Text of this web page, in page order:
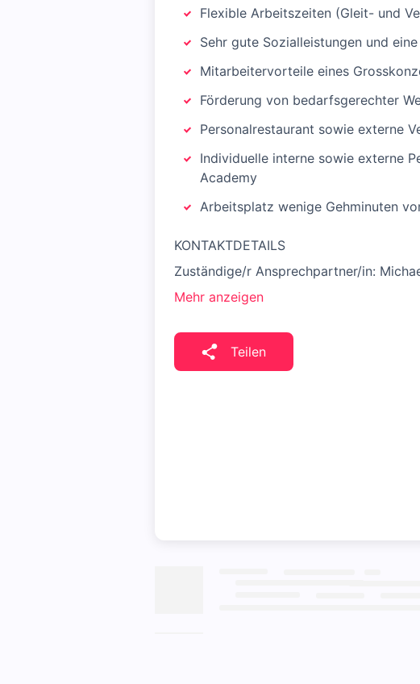
Flexible Arbeitszeiten (Gleit- und
Sehr gute Sozialleistungen und
Mitarbeitervorteile eines
Förderung von bedarfsgerechter
Personalrestaurant sowie externe
Individuelle interne sowie externe
Academy
Arbeitsplatz wenige Gehminuten
KONTAKTDETAILS
Zuständige/r Ansprechpartner/in:
Mehr anzeigen
Teilen